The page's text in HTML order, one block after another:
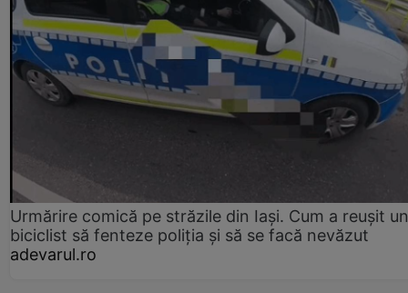
Urmărire comică pe străzile din Iași. Cum a reușit un
biciclist să fenteze poliția și să se facă nevăzut
adevarul.ro